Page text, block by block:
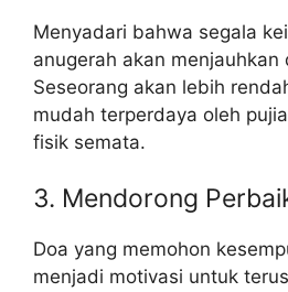
Menyadari bahwa segala
anugerah akan
Seseorang akan lebih
mudah terperdaya oleh
fisik semata.
3. Mendorong
Doa yang memohon
menjadi motivasi untuk